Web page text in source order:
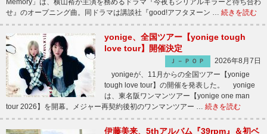
Memory」は、横山裕が主演を務めるドラマ『今夜もシリアルキラーと待ち合わ
せ』のオープニング曲。同ドラマは講談社『good!アフタヌーン … 続きを読む
yonige、全国ツアー【yonige tough
love tour】開催決定
Ｊ－ＰＯＰ
2026年8月7日
yonigeが、11月からの全国ツアー【yonige
tough love tour】の開催を発表した。 yonige
は、東名阪ワンマンツアー【yonige one man
tour 2026】を開幕。メジャー再契約後初のワンマンツアー … 続きを読む
伊藤美来、5thアルバム『39rpm』＆初ベ